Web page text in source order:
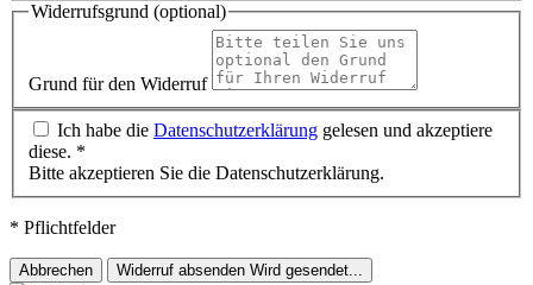
Widerrufsgrund (optional)
Grund für den Widerruf
Ich habe die Datenschutzerklärung gelesen und akzeptiere
diese. *
Bitte akzeptieren Sie die Datenschutzerklärung.
* Pflichtfelder
Abbrechen Widerruf absenden Wird gesendet...